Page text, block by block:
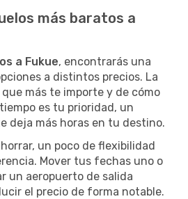
más baratos a
a Fukue, encontrarás una
a distintos precios. La
más te importe y de cómo
es tu prioridad, un
deja más horas en tu destino.
un poco de flexibilidad
Mover tus fechas uno o
un aeropuerto de salida
el precio de forma notable.